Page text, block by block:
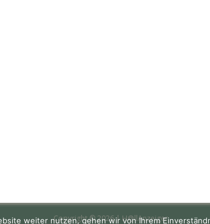
Copyright © 2026 | H@llAnzeiger
weiter nutzen, gehen wir von Ihrem